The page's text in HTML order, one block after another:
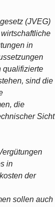
(JVEG)
in
qualifizierte
sind die
die
Sicht
in
der
sollen auch